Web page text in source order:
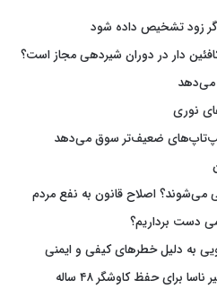
زود تشخیص داده شود
دار در دوران شیردهی مجاز است؟
نوری
لپ‌تاپ‌های ضعیف‌تر سوق می‌دهد
می‌شوند؟ اصلاح قانون به نفع مردم
دست برداریم؟